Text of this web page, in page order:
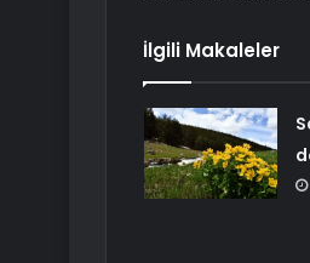
İlgili Makaleler